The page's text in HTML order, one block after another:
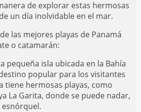
de explorar estas hermosas
un día inolvidable en el mar.
las mejores playas de Panamá
o catamarán:
pequeña isla ubicada en la Bahía
popular para los visitantes
tiene hermosas playas, como
La Garita, donde se puede nadar,